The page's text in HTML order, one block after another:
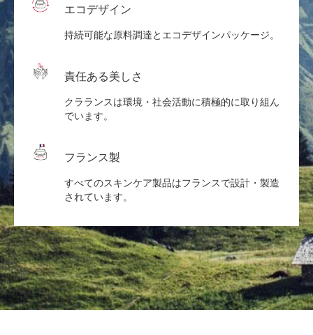
エコデザイン
持続可能な原料調達とエコデザインパッケージ。
責任ある美しさ
クラランスは環境・社会活動に積極的に取り組ん
でいます。
フランス製
すべてのスキンケア製品はフランスで設計・製造
されています。